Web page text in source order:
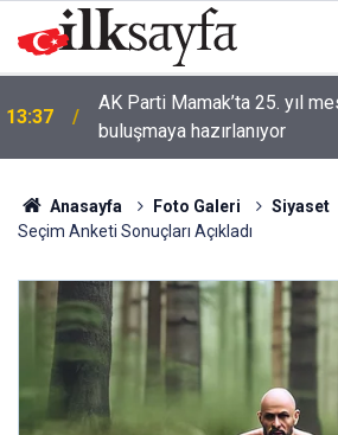
13:37
AK Parti Mamak’ta 25. yıl
buluşmaya hazırlanıyor
Anasayfa Foto Galeri Siyaset
Seçim Anketi Sonuçları Açıkladı